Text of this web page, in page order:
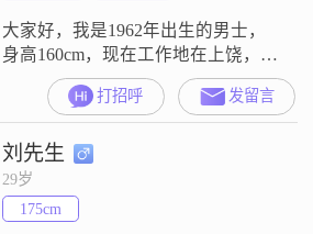
大家好，我是1962年出生的男士，
身高160cm，现在工作地在上饶，学
历是中专，月收入在3001到5000元
之间。我的性格方面，大家说我稳
重可靠，责任感强，平时随和易相
处，做人真诚可靠，平时生活里勤
俭节约。平时空闲的时候，我喜欢
阅读写作，也算是个科技数码控，
对这方面比较感兴趣。我对待感情
打招呼 发留言
刘先生
29岁
175cm